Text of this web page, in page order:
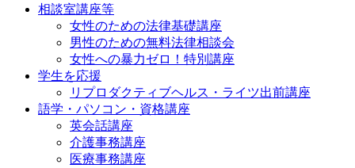
相談室講座等
女性のための法律基礎講座
男性のための無料法律相談会
女性への暴力ゼロ！特別講座
学生を応援
リプロダクティブヘルス・ライツ出前講座
語学・パソコン・資格講座
英会話講座
介護事務講座
医療事務講座